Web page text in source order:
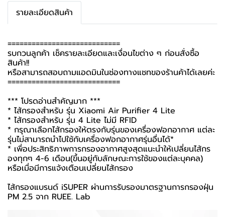
รายละเอียดสินค้า
============================
รบกวนลูกค้า เช็ครายละเอียดและเงื่อนไขต่าง ๆ ก่อนสั่งซื้อ
สินค้า!!
หรือสามารถสอบถามแอดมินในช่องทางแชทของร้านค้าได้เลยค่ะ
============================
*** โปรดอ่านสำคัญมาก ***
* ไส้กรองสำหรับ รุ่น Xiaomi Air Purifier 4 Lite
* ไส้กรองสำหรับ รุ่น 4 Lite ไม่มี RFID
* กรุณาเลือกไส้กรองให้ตรงกับรุ่นของเครื่องฟอกอากาศ แต่ละ
รุ่นไม่สามารถนำไปใช้กับเครื่องฟอกอากาศรุ่นอื่นได้*
* เพื่อประสิทธิภาพการกรองอากาศสูงสุดแนะนำให้เปลี่ยนไส้กร
องทุกๆ 4-6 เดือน(ขึ้นอยู่กับลักษณะการใช้ของแต่ละบุคคล)
หรือเมื่อมีการแจ้งเตือนเปลี่ยนไส้กรอง
ไส้กรองแบรนด์ iSUPER ผ่านการรับรองมาตรฐานการกรองฝุ่น
PM 2.5 จาก RUEE. Lab